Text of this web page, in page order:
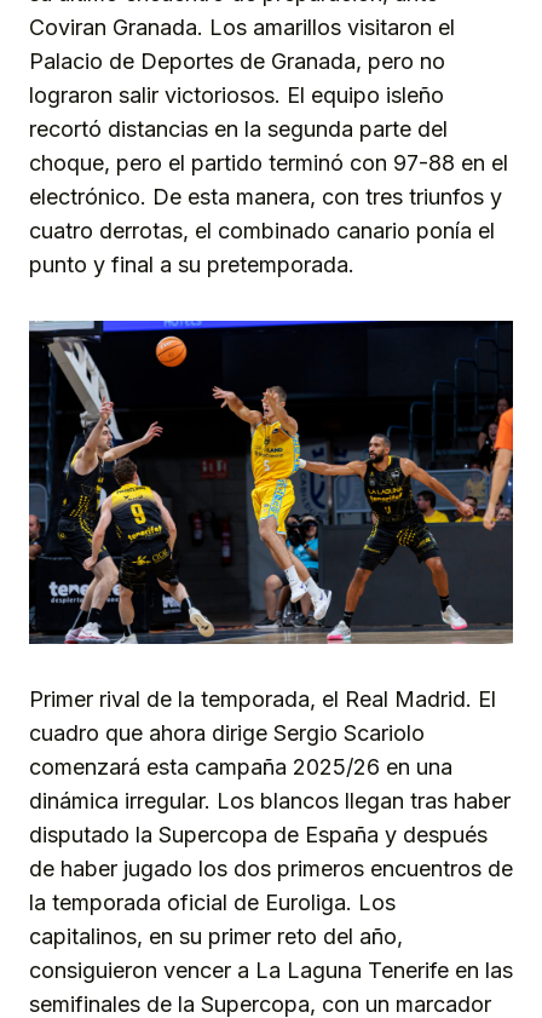
Coviran Granada. Los amarillos visitaron el
Palacio de Deportes de Granada, pero no
lograron salir victoriosos. El equipo isleño
recortó distancias en la segunda parte del
choque, pero el partido terminó con 97-88 en el
electrónico. De esta manera, con tres triunfos y
cuatro derrotas, el combinado canario ponía el
punto y final a su pretemporada.
Primer rival de la temporada, el Real Madrid. El
cuadro que ahora dirige Sergio Scariolo
comenzará esta campaña 2025/26 en una
dinámica irregular. Los blancos llegan tras haber
disputado la Supercopa de España y después
de haber jugado los dos primeros encuentros de
la temporada oficial de Euroliga. Los
capitalinos, en su primer reto del año,
consiguieron vencer a La Laguna Tenerife en las
semifinales de la Supercopa, con un marcador